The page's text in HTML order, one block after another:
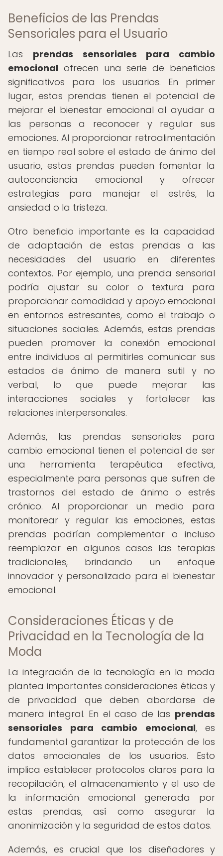
Beneficios de las Prendas
Sensoriales para el Usuario
Las prendas sensoriales para cambio
emocional ofrecen una serie de beneficios
significativos para los usuarios. En primer
lugar, estas prendas tienen el potencial de
mejorar el bienestar emocional al ayudar a
las personas a reconocer y regular sus
emociones. Al proporcionar retroalimentación
en tiempo real sobre el estado de ánimo del
usuario, estas prendas pueden fomentar la
autoconciencia emocional y ofrecer
estrategias para manejar el estrés, la
ansiedad o la tristeza.
Otro beneficio importante es la capacidad
de adaptación de estas prendas a las
necesidades del usuario en diferentes
contextos. Por ejemplo, una prenda sensorial
podría ajustar su color o textura para
proporcionar comodidad y apoyo emocional
en entornos estresantes, como el trabajo o
situaciones sociales. Además, estas prendas
pueden promover la conexión emocional
entre individuos al permitirles comunicar sus
estados de ánimo de manera sutil y no
verbal, lo que puede mejorar las
interacciones sociales y fortalecer las
relaciones interpersonales.
Además, las prendas sensoriales para
cambio emocional tienen el potencial de ser
una herramienta terapéutica efectiva,
especialmente para personas que sufren de
trastornos del estado de ánimo o estrés
crónico. Al proporcionar un medio para
monitorear y regular las emociones, estas
prendas podrían complementar o incluso
reemplazar en algunos casos las terapias
tradicionales, brindando un enfoque
innovador y personalizado para el bienestar
emocional.
Consideraciones Éticas y de
Privacidad en la Tecnología de la
Moda
La integración de la tecnología en la moda
plantea importantes consideraciones éticas y
de privacidad que deben abordarse de
manera integral. En el caso de las prendas
sensoriales para cambio emocional, es
fundamental garantizar la protección de los
datos emocionales de los usuarios. Esto
implica establecer protocolos claros para la
recopilación, el almacenamiento y el uso de
la información emocional generada por
estas prendas, así como asegurar la
anonimización y la seguridad de estos datos.
Además, es crucial que los diseñadores y